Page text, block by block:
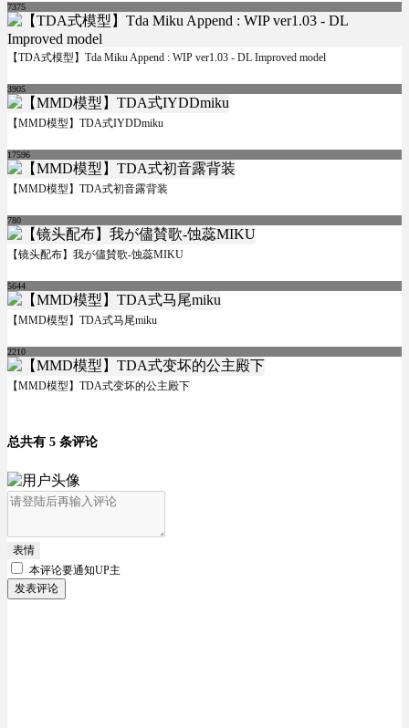
7375
【TDA式模型】Tda Miku Append : WIP ver1.03 - DL Improved model
3905
【MMD模型】TDA式IYDDmiku
17596
【MMD模型】TDA式初音露背装
780
【镜头配布】我が儘賛歌-蚀蕊MIKU
5644
【MMD模型】TDA式马尾miku
2210
【MMD模型】TDA式变坏的公主殿下
总共有 5 条评论
表情
本评论要通知UP主
发表评论